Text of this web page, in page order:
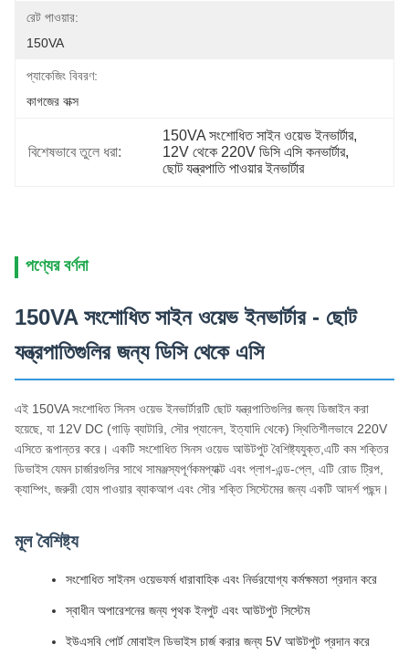
রেট পাওয়ার:
150VA
প্যাকেজিং বিবরণ:
কাগজের বাক্স
বিশেষভাবে তুলে ধরা:
150VA সংশোধিত সাইন ওয়েভ ইনভার্টার,
12V থেকে 220V ডিসি এসি কনভার্টার,
ছোট যন্ত্রপাতি পাওয়ার ইনভার্টার
পণ্যের বর্ণনা
150VA সংশোধিত সাইন ওয়েভ ইনভার্টার - ছোট
যন্ত্রপাতিগুলির জন্য ডিসি থেকে এসি
এই 150VA সংশোধিত সিনস ওয়েভ ইনভার্টারটি ছোট যন্ত্রপাতিগুলির জন্য ডিজাইন করা
হয়েছে, যা 12V DC (গাড়ি ব্যাটারি, সৌর প্যানেল, ইত্যাদি থেকে) স্থিতিশীলভাবে 220V
এসিতে রূপান্তর করে। একটি সংশোধিত সিনস ওয়েভ আউটপুট বৈশিষ্ট্যযুক্ত,এটি কম শক্তির
ডিভাইস যেমন চার্জারগুলির সাথে সামঞ্জস্যপূর্ণকমপ্যাক্ট এবং প্লাগ-এন্ড-প্লে, এটি রোড ট্রিপ,
ক্যাম্পিং, জরুরী হোম পাওয়ার ব্যাকআপ এবং সৌর শক্তি সিস্টেমের জন্য একটি আদর্শ পছন্দ।
মূল বৈশিষ্ট্য
সংশোধিত সাইনস ওয়েভফর্ম ধারাবাহিক এবং নির্ভরযোগ্য কর্মক্ষমতা প্রদান করে
স্বাধীন অপারেশনের জন্য পৃথক ইনপুট এবং আউটপুট সিস্টেম
ইউএসবি পোর্ট মোবাইল ডিভাইস চার্জ করার জন্য 5V আউটপুট প্রদান করে